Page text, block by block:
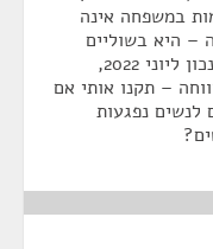
במשפחה אינה
– היא בשוליים
לקביעת זכאות לדיור ציבורי בישראל. נכון ליוני 2022,
– תקנו אותי אם
– 16 מקלטים לנשים נפגעות